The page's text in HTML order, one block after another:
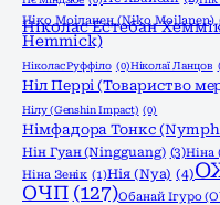
Ніко Моіланен (Niko Moilanen)
Ніколас Естебан
Hemmick)
Ніколас Руффіло (0)Ніколаї Ланцов
Ніл Перрі (Товариство
Нілу (Genshin Impact) (0)
Німфадора Тонкс
Нін Гуан (Ningguang) (3)Ніна
Ніна Зенік (1)Нія (Nya) (4)
ОЧП (127)Обанай Ігуро